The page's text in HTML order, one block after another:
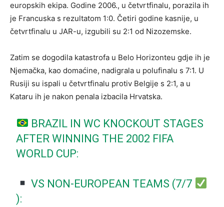
europskih ekipa. Godine 2006., u četvrtfinalu, porazila ih
je Francuska s rezultatom 1:0. Četiri godine kasnije, u
četvrtfinalu u JAR-u, izgubili su 2:1 od Nizozemske.
Zatim se dogodila katastrofa u Belo Horizonteu gdje ih je
Njemačka, kao domaćine, nadigrala u polufinalu s 7:1. U
Rusiji su ispali u četvrtfinalu protiv Belgije s 2:1, a u
Kataru ih je nakon penala izbacila Hrvatska.
BRAZIL IN WC KNOCKOUT STAGES
AFTER WINNING THE 2002 FIFA
WORLD CUP:
VS NON-EUROPEAN TEAMS (7/7
):